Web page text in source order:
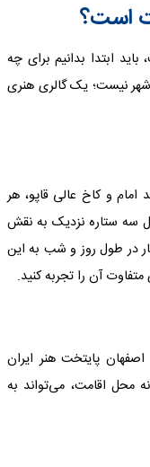
است؟
ابتدا بدانیم برای چه
نیست؛ یک گالری هنری
و کاخ عالی قاپو، هر
سه ستاره نزدیک به نقش
در طول روز و شب به این
آن را تجربه کنید.
اصفهان پایتخت هنر ایران
محل اقامت، می‌تواند به